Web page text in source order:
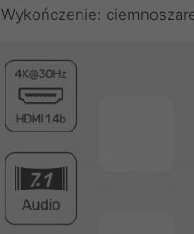
Wykończenie: